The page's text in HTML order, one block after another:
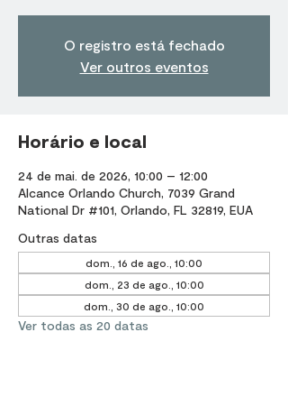
O registro está fechado
Ver outros eventos
Horário e local
24 de mai. de 2026, 10:00 – 12:00
Alcance Orlando Church, 7039 Grand
National Dr #101, Orlando, FL 32819, EUA
Outras datas
dom., 16 de ago., 10:00
dom., 23 de ago., 10:00
dom., 30 de ago., 10:00
Ver todas as 20 datas